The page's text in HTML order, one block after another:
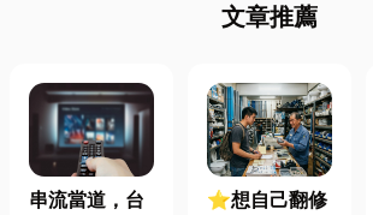
文章推薦
串流當道，台
⭐想自己翻修